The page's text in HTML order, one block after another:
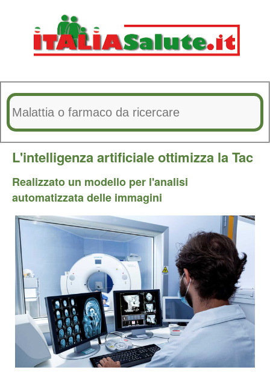
L'intelligenza artificiale ottimizza la Tac
Realizzato un modello per l'analisi
automatizzata delle immagini